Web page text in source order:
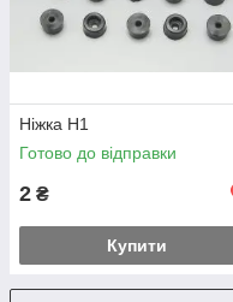
Ніжка Н1
Готово до відправки
2 ₴
Купити